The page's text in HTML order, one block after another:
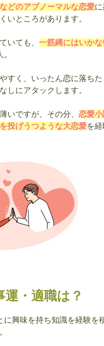
どのアブノーマルな恋愛
いところがあります。
いても、 一筋縄にはいかな
すく、いったん恋に落ち
しにアタックします。
いですが、その分、 恋愛小
投げうつような大恋愛を
・適職は？
興味を持ち知識を経験を